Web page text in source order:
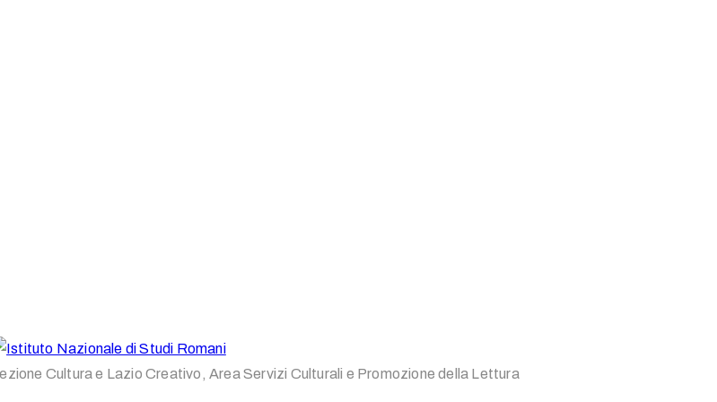
Cultura e Lazio Creativo, Area Servizi Culturali e Promozione della Lettura